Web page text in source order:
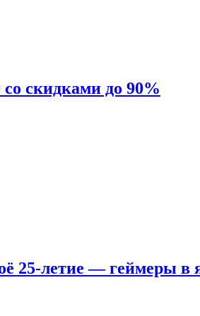
скидками до 90%
25-летие — геймеры в